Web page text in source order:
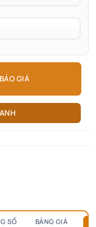
GIÁ
SỐ BẢNG GIÁ